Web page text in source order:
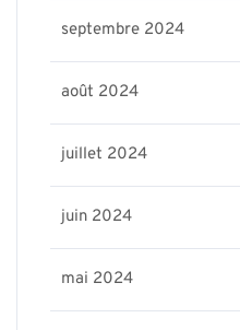
septembre 2024
août 2024
juillet 2024
juin 2024
mai 2024